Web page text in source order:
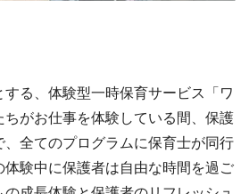
する、体験型一時保育サービス「ワ
ちがお仕事を体験している間、保護
全てのプログラムに保育士が同行
体験中に保護者は自由な時間を過ご